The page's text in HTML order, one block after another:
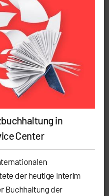
in
Center
der heutige Interim
Buchhaltung der